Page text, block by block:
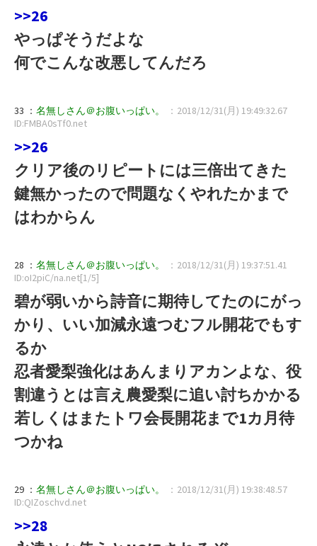
>>26
やっぱそうだよな
何でこんな改悪してんだろ
33 ： 名無しさん＠お腹いっぱい。
：2018/12/31(月) 19:49:32.67
ID:FMBA0sTf0.net
>>26
クリア後のリピートには三倍出てきた
鍵無かったので問題なくやれたかまで
はわからん
28 ： 名無しさん＠お腹いっぱい。
：2018/12/31(月) 19:37:51.41
ID:oI2piC/na.net[1/5]
碧が弱いから詩音に期待してたのにがっ
かり、いい加減永遠つむフル開花でもす
るか
忍者愛梨強化はあんまりアカンよな、役
割違うとは言え農愛梨に追い討ちかかる
若しくはまたトワ会長開花まで1カ月待
つかね
29 ： 名無しさん＠お腹いっぱい。
：2018/12/31(月) 19:38:48.57
ID:QIZoschvd.net
>>28